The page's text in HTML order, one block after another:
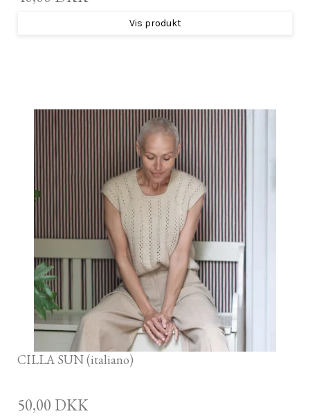
Vis produkt
CILLA SUN (italiano)
50,00 DKK